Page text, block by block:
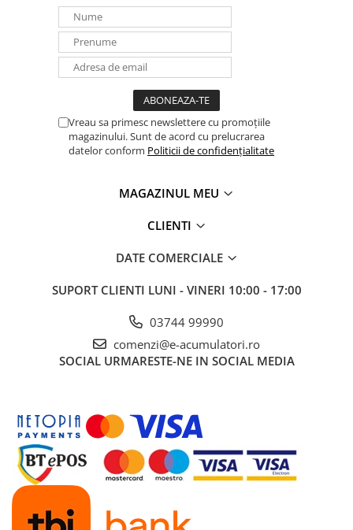
Vreau sa primesc newslettere cu promoțiile
magazinului. Sunt de acord cu prelucrarea
datelor conform Politicii de confidențialitate
MAGAZINUL MEU
CLIENTI
DATE COMERCIALE
SUPORT CLIENTI LUNI - VINERI 10:00 - 17:00
03744 99990
comenzi@e-acumulatori.ro
SOCIAL URMARESTE-NE IN SOCIAL MEDIA